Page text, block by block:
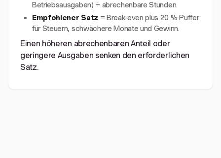
Betriebsausgaben) ÷ abrechenbare Stunden.
Empfohlener Satz = Break-even plus 20 % Puffer
für Steuern, schwächere Monate und Gewinn.
Einen höheren abrechenbaren Anteil oder
geringere Ausgaben senken den erforderlichen
Satz.